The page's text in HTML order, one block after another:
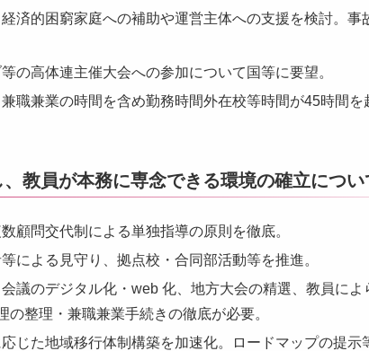
済的困窮家庭への補助や運営主体への支援を検討。事
の高体連主催大会への参加について国等に要望。
職兼業の時間を含め勤務時間外在校等時間が45時間
教員が本務に専念できる環境の確立につい
顧問交代制による単独指導の原則を徹底。
による見守り、拠点校・合同部活動等を推進。
議のデジタル化・web 化、地方大会の精選、教員に
整理・兼職兼業手続きの徹底が必要。
じた地域移行体制構築を加速化。ロードマップの提示